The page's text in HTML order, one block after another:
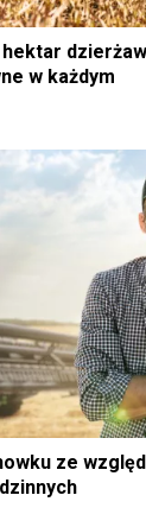
hektar
w każdym
ze